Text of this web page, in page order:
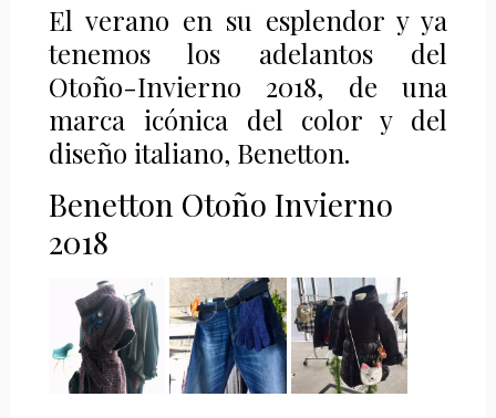
El verano en su esplendor y ya
tenemos los adelantos del
Otoño-Invierno 2018, de una
marca icónica del color y del
diseño italiano, Benetton.
Benetton Otoño Invierno
2018